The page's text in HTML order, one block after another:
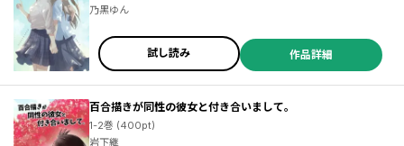
乃黒ゆん
試し読み 作品詳細
百合描きが同性の彼女と付き合いまして。
1-2巻 (400pt)
岩下継